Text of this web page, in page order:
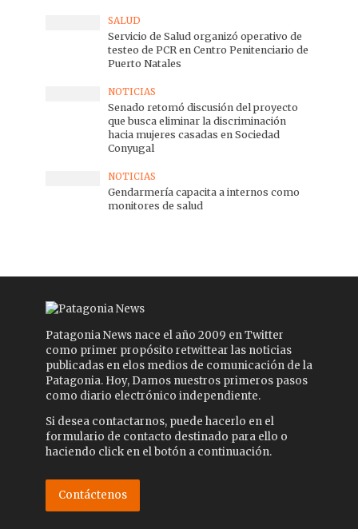
SALUD
Servicio de Salud organizó operativo de
testeo de PCR en Centro Penitenciario de
Puerto Natales
NOTICIAS
Senado retomó discusión del proyecto
que busca eliminar la discriminación
hacia mujeres casadas en Sociedad
Conyugal
NOTICIAS
Gendarmería capacita a internos como
monitores de salud
Patagonia News nace el año 2009 en Twitter
como primer propósito retwittear las noticias
publicadas en elos medios de comunicación de la
Patagonia. Hoy, Damos nuestros primeros pasos
como diario electrónico independiente.
Si desea contactarnos, puede hacerlo en el
formulario de contacto destinado para ello o
haciendo click en el botón a continuación.
Contáctenos